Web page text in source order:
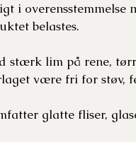
i overensstemmelse
belastes.
stærk lim på rene,
være fri for støv,
glatte fliser,